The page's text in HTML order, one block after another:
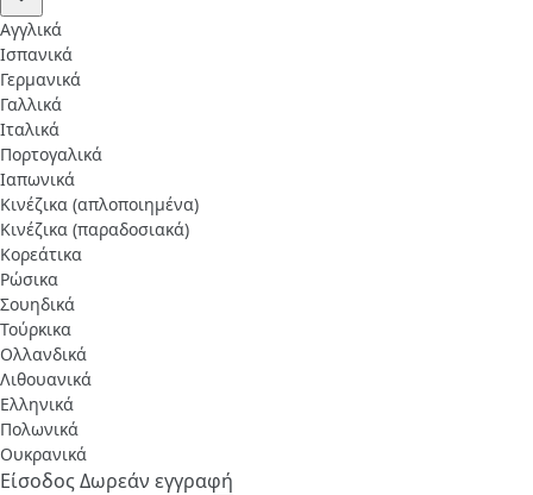
Αγγλικά
Ισπανικά
Γερμανικά
Γαλλικά
Ιταλικά
Πορτογαλικά
Ιαπωνικά
Κινέζικα (απλοποιημένα)
Κινέζικα (παραδοσιακά)
Κορεάτικα
Ρώσικα
Σουηδικά
Τούρκικα
Ολλανδικά
Λιθουανικά
Ελληνικά
Πολωνικά
Ουκρανικά
ΕίσοδοςΔωρεάν εγγραφή